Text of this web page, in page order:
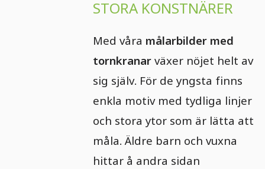
STORA KONSTNÄRER
Med våra målarbilder med
tornkranarväxer nöjet helt av
sig själv. För de yngsta finns
enkla motiv med tydliga linjer
och stora ytor som är lätta att
måla. Äldre barn och vuxna
hittar å andra sidan